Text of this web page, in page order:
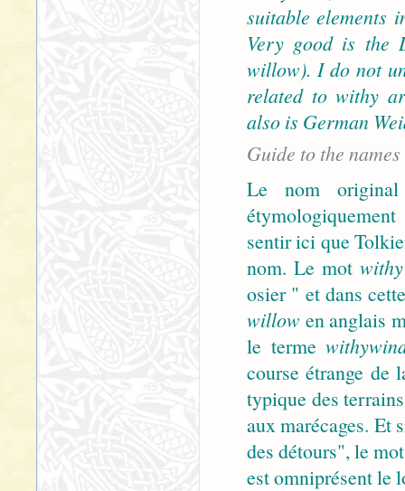
suitable elements
Very good is the
willow). I do not
related to withy
also is German
Guide to the names
Le nom
sentir ici que
nom. Le motwithy
osier " et dans
willow en anglais
le terme
course étrange de
typique des
aux marécages. Et
des détours", le
est omniprésent le